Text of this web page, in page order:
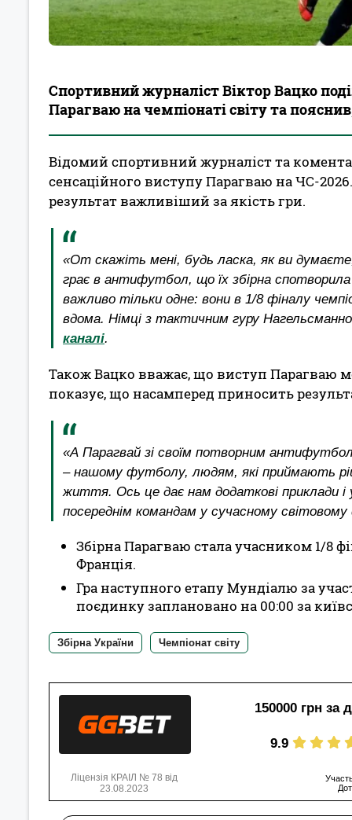
Спортивний журналіст Віктор Вацко
Парагваю на чемпіонаті світу та
Відомий спортивний журналіст та
сенсаційного виступу Парагваю на ЧС-
результат важливіший за якість гри.
«От скажіть мені, будь ласка, як ви
грає в антифутбол, що їх збірна
важливо тільки одне: вони в 1/8 фіналу
вдома. Німці з тактичним гуру
каналі.
Також Вацко вважає, що виступ Парагваю
показує, що насамперед приносить
«А Парагвай зі своїм потворним
– нашому футболу, людям, які приймають
життя. Ось це дає нам додаткові приклади
посереднім командам у сучасному
Збірна Парагваю стала учасником 1/8
Франція.
Гра наступного етапу Мундіалю за
поєдинку заплановано на 00:00 за
Збірна України Чемпіонат світу
150000 грн за
9.9
Ліцензія КРАІЛ № 78 від
23.08.2023